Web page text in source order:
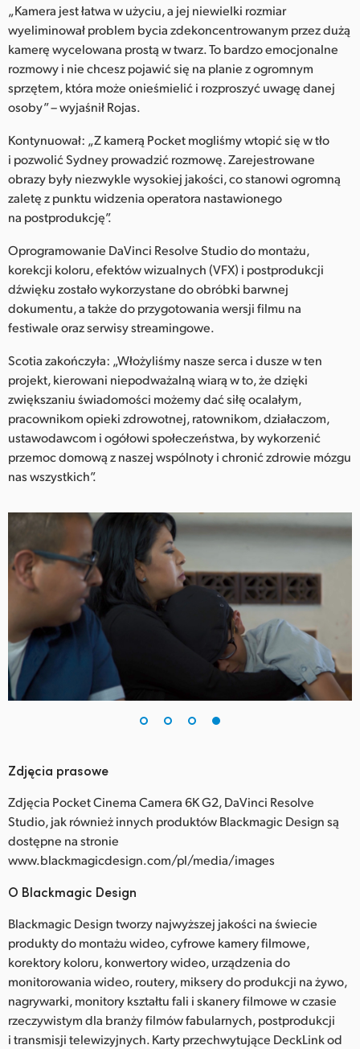
„Kamera jest łatwa w użyciu, a jej niewielki rozmiar
wyeliminował problem bycia zdekoncentrowanym przez dużą
kamerę wycelowana prostą w twarz. To bardzo emocjonalne
rozmowy i nie chcesz pojawić się na planie z ogromnym
sprzętem, która może onieśmielić i rozproszyć uwagę danej
osoby” – wyjaśnił Rojas.
Kontynuował: „Z kamerą Pocket mogliśmy wtopić się w tło
i pozwolić Sydney prowadzić rozmowę. Zarejestrowane
obrazy były niezwykle wysokiej jakości, co stanowi ogromną
zaletę z punktu widzenia operatora nastawionego
na postprodukcję”.
Oprogramowanie DaVinci Resolve Studio do montażu,
korekcji koloru, efektów wizualnych (VFX) i postprodukcji
dźwięku zostało wykorzystane do obróbki barwnej
dokumentu, a także do przygotowania wersji filmu na
festiwale oraz serwisy streamingowe.
Scotia zakończyła: „Włożyliśmy nasze serca i dusze w ten
projekt, kierowani niepodważalną wiarą w to, że dzięki
zwiększaniu świadomości możemy dać siłę ocalałym,
pracownikom opieki zdrowotnej, ratownikom, działaczom,
ustawodawcom i ogółowi społeczeństwa, by wykorzenić
przemoc domową z naszej wspólnoty i chronić zdrowie mózgu
nas wszystkich”.
Zdjęcia prasowe
Zdjęcia Pocket Cinema Camera 6K G2, DaVinci Resolve
Studio, jak również innych produktów Blackmagic Design są
dostępne na stronie
www.blackmagicdesign.com/pl/media/images
O Blackmagic Design
Blackmagic Design tworzy najwyższej jakości na świecie
produkty do montażu wideo, cyfrowe kamery filmowe,
korektory koloru, konwertory wideo, urządzenia do
monitorowania wideo, routery, miksery do produkcji na żywo,
nagrywarki, monitory kształtu fali i skanery filmowe w czasie
rzeczywistym dla branży filmów fabularnych, postprodukcji
i transmisji telewizyjnych. Karty przechwytujące DeckLink od